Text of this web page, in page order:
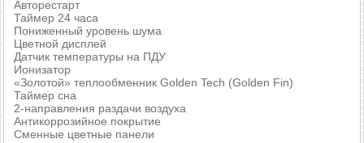
Авторестарт
Таймер 24 часа
Пониженный уровень шума
Цветной дисплей
Датчик температуры на ПДУ
Ионизатор
«Золотой» теплообменник Golden Tech (Golden Fin)
Таймер сна
2-направления раздачи воздуха
Антикоррозийное покрытие
Сменные цветные панели